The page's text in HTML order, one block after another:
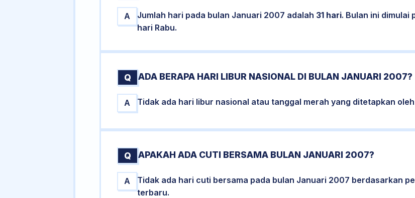
A Jumlah hari pada bulan Januari 2007 adalah 31 hari. Bulan ini dimulai
hari Rabu.
Q ADA BERAPA HARI LIBUR NASIONAL DI BULAN JANUARI 2007?
A Tidak ada hari libur nasional atau tanggal merah yang ditetapkan
Q APAKAH ADA CUTI BERSAMA BULAN JANUARI 2007?
A
Tidak ada hari cuti bersama pada bulan Januari 2007 berdasarkan
terbaru.